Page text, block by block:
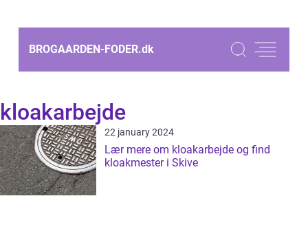
BROGAARDEN-FODER.dk
kloakarbejde
22 january 2024
Lær mere om kloakarbejde og find
kloakmester i Skive